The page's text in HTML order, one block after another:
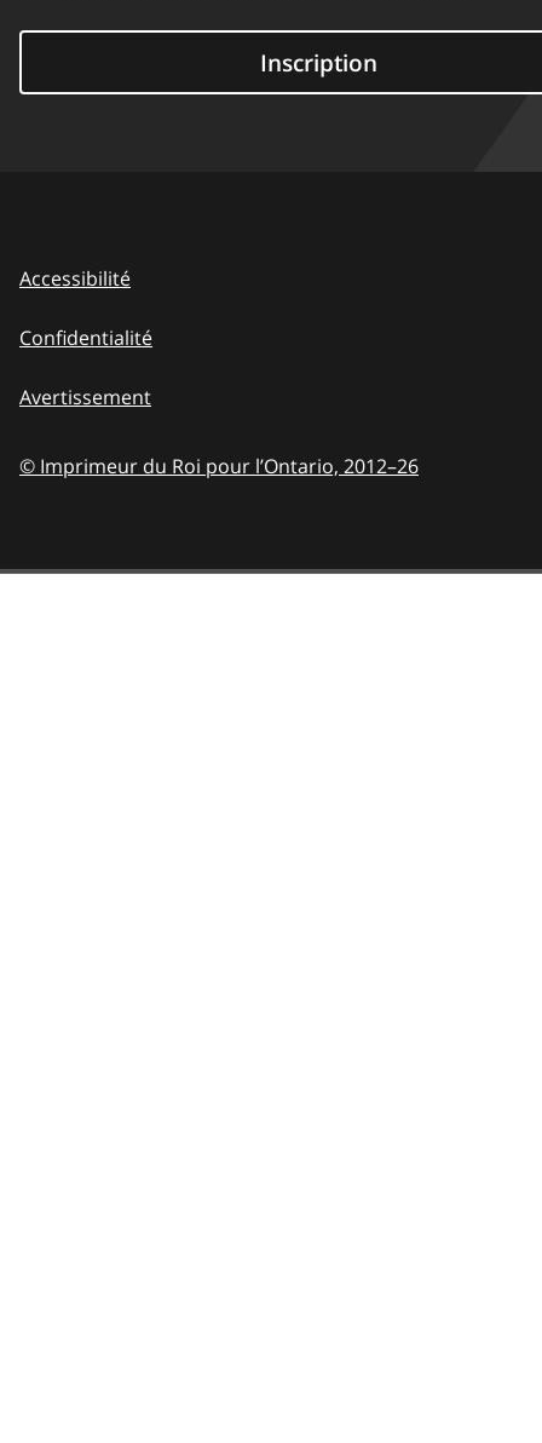
Inscription
Accessibilité
Confidentialité
Avertissement
© Imprimeur du Roi pour l’Ontario, 2012–26